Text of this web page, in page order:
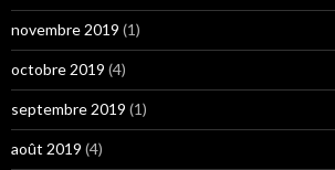
novembre 2019 (1)
octobre 2019 (4)
septembre 2019 (1)
août 2019 (4)